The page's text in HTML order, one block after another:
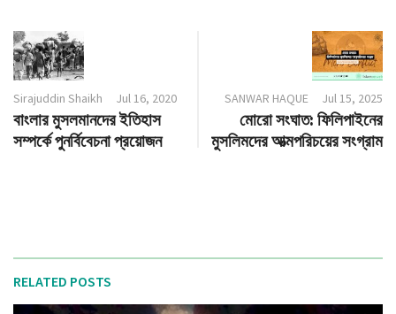
Sirajuddin Shaikh Jul 16, 2020
বাংলার মুসলমানদের ইতিহাস
সম্পর্কে পুনর্বিবেচনা প্রয়োজন
SANWAR HAQUE Jul 15, 2025
মোরো সংঘাত: ফিলিপাইনের
মুসলিমদের আত্মপরিচয়ের সংগ্রাম
RELATED POSTS